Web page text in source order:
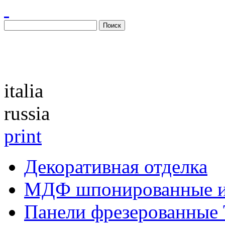
italia
russia
print
Декоративная отделка
МДФ шпонированные
Панели